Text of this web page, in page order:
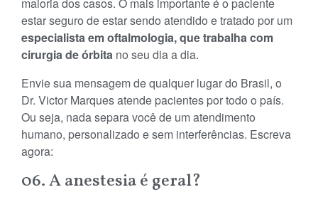
estar seguro de estar sendo atendido e tratado por um
especialista em oftalmologia, que trabalha com
cirurgia de órbita no seu dia a dia.
Envie sua mensagem de qualquer lugar do Brasil, o
Dr. Victor Marques atende pacientes por todo o país.
Ou seja, nada separa você de um atendimento
humano, personalizado e sem interferências. Escreva
agora:
06. A anestesia é geral?